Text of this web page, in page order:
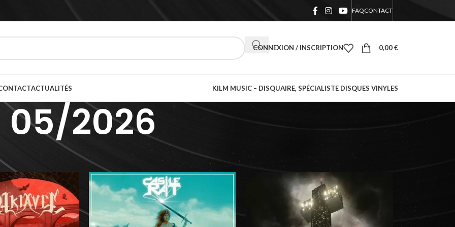
FAQCONTACT
CONNEXION / INSCRIPTION 0,00€
ACTUALITÉS KILM MUSIC – DISQUAIRE, SPÉCIALISTE DISQUES VINYLES
05/2026
parution 05/2026/Page 2 Afficher